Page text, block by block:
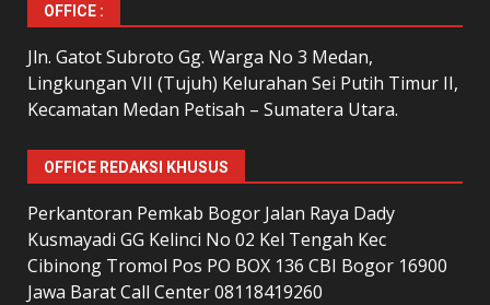
OFFICE :
Jln. Gatot Subroto Gg. Warga No 3 Medan,
Lingkungan VII (Tujuh) Kelurahan Sei Putih Timur II,
Kecamatan Medan Petisah – Sumatera Utara.
OFFICE REDAKSI KHUSUS
Perkantoran Pemkab Bogor Jalan Raya Dady
Kusmayadi GG Kelinci No 02 Kel Tengah Kec
Cibinong Tromol Pos PO BOX 136 CBI Bogor 16900
Jawa Barat Call Center 08118419260